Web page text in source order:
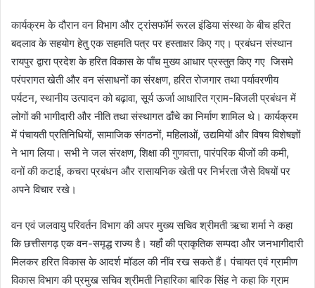
कार्यक्रम के दौरान वन विभाग और ट्रांसफॉर्म रूरल इंडिया संस्था के बीच हरित
बदलाव के सहयोग हेतु एक सहमति पत्र पर हस्ताक्षर किए गए। प्रबंधन संस्थान
रायपुर द्वारा प्रदेश के हरित विकास के पाँच मुख्य आधार प्रस्तुत किए गए जिसमे
परंपरागत खेती और वन संसाधनों का संरक्षण, हरित रोजगार तथा पर्यावरणीय
पर्यटन, स्थानीय उत्पादन को बढ़ावा, सूर्य ऊर्जा आधारित ग्राम-बिजली प्रबंधन में
लोगों की भागीदारी और नीति तथा संस्थागत ढाँचे का निर्माण शामिल थे। कार्यक्रम
में पंचायती प्रतिनिधियों, सामाजिक संगठनों, महिलाओं, उद्यमियों और विषय विशेषज्ञों
ने भाग लिया। सभी ने जल संरक्षण, शिक्षा की गुणवत्ता, पारंपरिक बीजों की कमी,
वनों की कटाई, कचरा प्रबंधन और रासायनिक खेती पर निर्भरता जैसे विषयों पर
अपने विचार रखे।
वन एवं जलवायु परिवर्तन विभाग की अपर मुख्य सचिव श्रीमती ऋचा शर्मा ने कहा
कि छत्तीसगढ़ एक वन-समृद्ध राज्य है। यहाँ की प्राकृतिक सम्पदा और जनभागीदारी
मिलकर हरित विकास के आदर्श मॉडल की नींव रख सकते हैं। पंचायत एवं ग्रामीण
विकास विभाग की प्रमुख सचिव श्रीमती निहारिका बारिक सिंह ने कहा कि ग्राम